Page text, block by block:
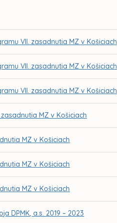
VII. zasadnutia MZ v Košiciach
VII. zasadnutia MZ v Košiciach
VII. zasadnutia MZ v Košiciach
MZ v Košiciach
MZ v Košiciach
MZ v Košiciach
MZ v Košiciach
DPMK, a.s. 2019 – 2023